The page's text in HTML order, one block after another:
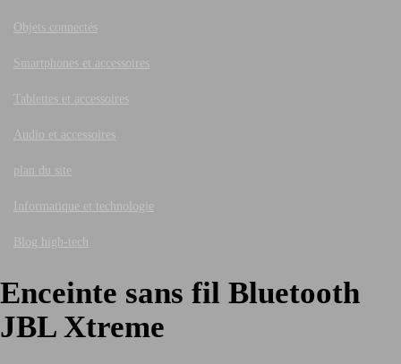
Objets connectés
Smartphones et accessoires
Tablettes et accessoires
Audio et accessoires
plan du site
Informatique et technologie
Blog high-tech
Enceinte sans fil Bluetooth
JBL Xtreme